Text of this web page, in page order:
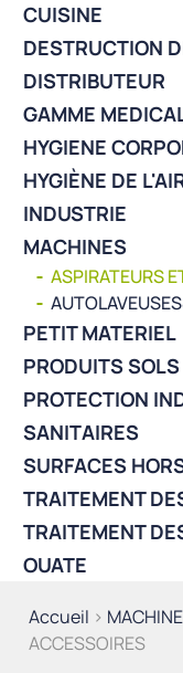
Accueil >
ACCESSOIRES
CUISINE
DESTRUCTION
DISTRIBUTEUR
GAMME
HYGIENE
HYGIÈNE DE
INDUSTRIE
MACHINES
ASPIRATEURS
PETIT MATERIEL
PRODUITS SOLS
PROTECTION
SANITAIRES
SURFACES
TRAITEMENT
TRAITEMENT
OUATE